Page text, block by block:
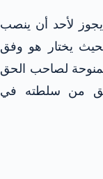
لأحد أن ينصب
يختار هو وفق
لصاحب الحق
من سلطته في